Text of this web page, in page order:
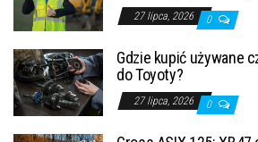
27 lipca, 2026 0
Gdzie kupić używane
do Toyoty?
27 lipca, 2026 0